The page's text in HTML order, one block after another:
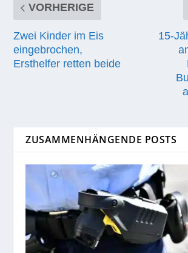
VORHERIGE
Zwei Kinder im Eis
eingebrochen,
Ersthelfer retten beide
15-
ZUSAMMENHÄNGENDE POSTS